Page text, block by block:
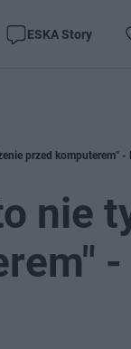
ESKA Story
przed komputerem"
nie